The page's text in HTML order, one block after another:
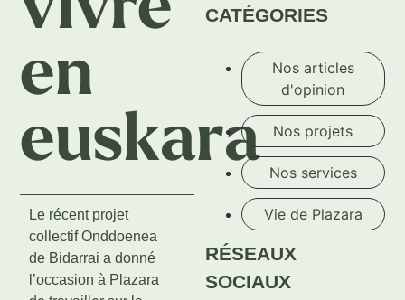
en
euskara
Le récent projet
collectif Onddoenea
de Bidarrai a donné
l’occasion à Plazara
CATÉGORIES
Nos articles
d'opinion
Nos projets
Nos services
Vie de Plazara
RÉSEAUX
SOCIAUX